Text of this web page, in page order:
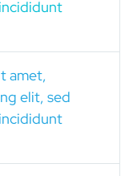
amet,
elit, sed